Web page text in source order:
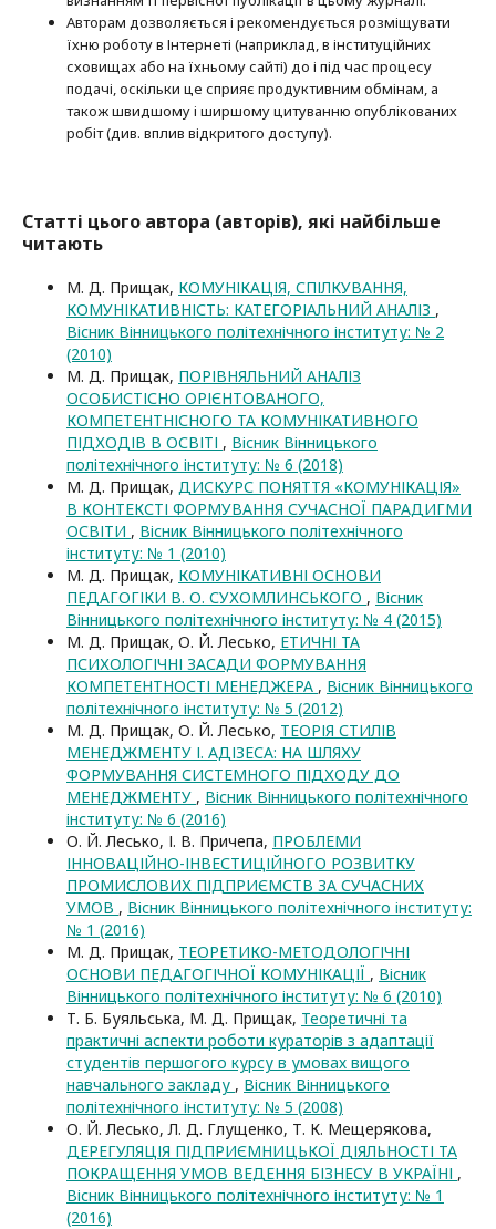
Авторам дозволяється і рекомендується розміщувати
їхню роботу в Інтернеті (наприклад, в інституційних
сховищах або на їхньому сайті) до і під час процесу
подачі, оскільки це сприяє продуктивним обмінам, а
також швидшому і ширшому цитуванню опубліко­ва­них
робіт (див. вплив відкритого доступу).
Статті цього автора (авторів), які найбільше
читають
М. Д. Прищак, КОМУНІКАЦІЯ, СПІЛКУВАННЯ,
КОМУНІКАТИВНІСТЬ: КАТЕГОРІАЛЬНИЙ АНАЛІЗ ,
Вісник Вінницького політехнічного інституту: № 2
(2010)
М. Д. Прищак, ПОРІВНЯЛЬНИЙ АНАЛІЗ
ОСОБИСТІСНО ОРІЄНТОВАНОГО,
КОМПЕТЕНТНІСНОГО ТА КОМУНІКАТИВНОГО
ПІДХОДІВ В ОСВІТІ , Вісник Вінницького
політехнічного інституту: № 6 (2018)
М. Д. Прищак, ДИСКУРС ПОНЯТТЯ «КОМУНІКАЦІЯ»
В КОНТЕКСТІ ФОРМУВАННЯ СУЧАСНОЇ ПАРАДИГМИ
ОСВІТИ , Вісник Вінницького політехнічного
інституту: № 1 (2010)
М. Д. Прищак, КОМУНІКАТИВНІ ОСНОВИ
ПЕДАГОГІКИ В. О. СУХОМЛИНСЬКОГО , Вісник
Вінницького політехнічного інституту: № 4 (2015)
М. Д. Прищак, О. Й. Лесько, ЕТИЧНІ ТА
ПСИХОЛОГІЧНІ ЗАСАДИ ФОРМУВАННЯ
КОМПЕТЕНТНОСТІ МЕНЕДЖЕРА , Вісник Вінницького
політехнічного інституту: № 5 (2012)
М. Д. Прищак, О. Й. Лесько, ТЕОРІЯ СТИЛІВ
МЕНЕДЖМЕНТУ І. АДІЗЕСА: НА ШЛЯХУ
ФОРМУВАННЯ СИСТЕМНОГО ПІДХОДУ ДО
МЕНЕДЖМЕНТУ , Вісник Вінницького політехнічного
інституту: № 6 (2016)
О. Й. Лесько, І. В. Причепа, ПРОБЛЕМИ
ІННОВАЦІЙНО-ІНВЕСТИЦІЙНОГО РОЗВИТКУ
ПРОМИСЛОВИХ ПІДПРИЄМСТВ ЗА СУЧАСНИХ
УМОВ , Вісник Вінницького політехнічного інституту:
№ 1 (2016)
М. Д. Прищак, ТЕОРЕТИКО-МЕТОДОЛОГІЧНІ
ОСНОВИ ПЕДАГОГІЧНОЇ КОМУНІКАЦІЇ , Вісник
Вінницького політехнічного інституту: № 6 (2010)
Т. Б. Буяльська, М. Д. Прищак, Теоретичні та
практичні аспекти роботи кураторів з адаптації
студентів першогого курсу в умовах вищого
навчального закладу , Вісник Вінницького
політехнічного інституту: № 5 (2008)
О. Й. Лесько, Л. Д. Глущенко, Т. К. Мещерякова,
ДЕРЕГУЛЯЦІЯ ПІДПРИЄМНИЦЬКОЇ ДІЯЛЬНОСТІ ТА
ПОКРАЩЕННЯ УМОВ ВЕДЕННЯ БІЗНЕСУ В УКРАЇНІ ,
Вісник Вінницького політехнічного інституту: № 1
(2016)